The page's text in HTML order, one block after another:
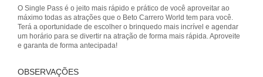
O Single Pass é o jeito mais rápido e prático de você aproveitar ao
máximo todas as atrações que o Beto Carrero World tem para você.
Terá a oportunidade de escolher o brinquedo mais incrível e agendar
um horário para se divertir na atração de forma mais rápida. Aproveite
e garanta de forma antecipada!
OBSERVAÇÕES